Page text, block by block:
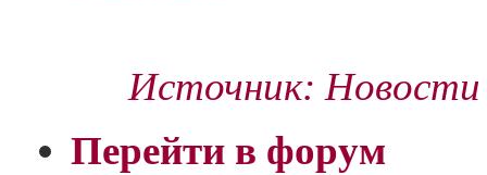
Источник:
Перейти в форум